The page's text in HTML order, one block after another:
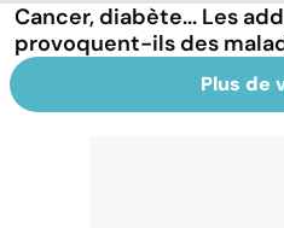
Cancer, diabète... Les
provoquent-ils des
Plus de